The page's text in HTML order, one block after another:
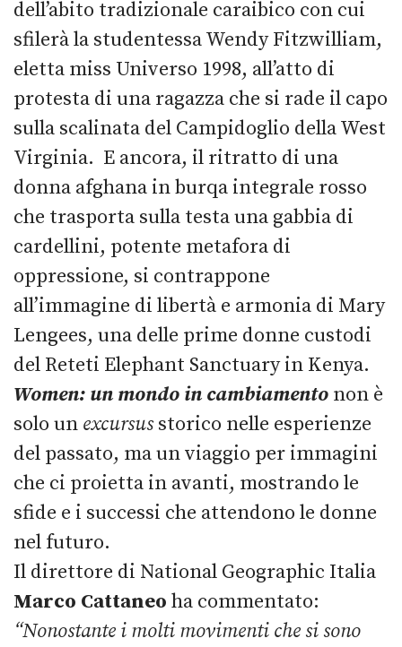
dell’abito tradizionale caraibico con cui
sfilerà la studentessa Wendy Fitzwilliam,
eletta miss Universo 1998, all’atto di
protesta di una ragazza che si rade il capo
sulla scalinata del Campidoglio della West
Virginia. E ancora, il ritratto di una
donna afghana in burqa integrale rosso
che trasporta sulla testa una gabbia di
cardellini, potente metafora di
oppressione, si contrappone
all’immagine di libertà e armonia di Mary
Lengees, una delle prime donne custodi
del Reteti Elephant Sanctuary in Kenya.
Women: un mondo in cambiamento non è
solo un excursusstorico nelle esperienze
del passato, ma un viaggio per immagini
che ci proietta in avanti, mostrando le
sfide e i successi che attendono le donne
nel futuro.
Il direttore di National Geographic Italia
Marco Cattaneo ha commentato:
“Nonostante i molti movimenti che si sono